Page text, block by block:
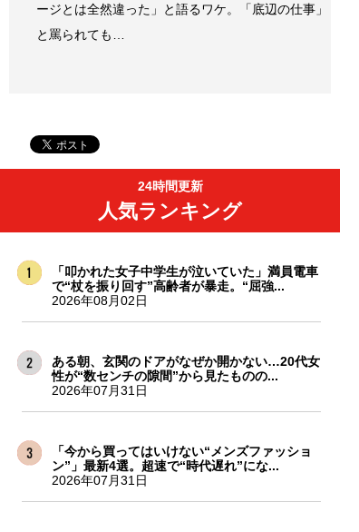
ージとは全然違った」と語るワケ。「底辺の仕事」
と罵られても…
24時間更新
人気ランキング
「叩かれた女子中学生が泣いていた」満員電車
で“杖を振り回す”高齢者が暴走。“屈強...
2026年08月02日
ある朝、玄関のドアがなぜか開かない…20代女
性が“数センチの隙間”から見たものの...
2026年07月31日
「今から買ってはいけない“メンズファッショ
ン”」最新4選。超速で“時代遅れ”にな...
2026年07月31日